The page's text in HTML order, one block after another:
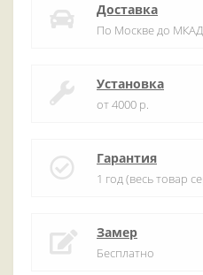
Доставка
По Москве до
Установка
от 4000 р.
Гарантия
1 год (весь товар
Замер
Бесплатно